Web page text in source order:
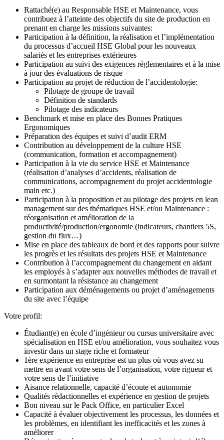
Rattaché(e) au Responsable HSE et Maintenance, vous
contribuez à l’atteinte des objectifs du site de production en
prenant en charge les missions suivantes:
Participation à la définition, la réalisation et l’implémentation
du processus d’accueil HSE Global pour les nouveaux
salariés et les entreprises extérieures
Participation au suivi des exigences réglementaires et à la mise
à jour des évaluations de risque
Participation au projet de réduction de l’accidentologie:
Pilotage de groupe de travail
Définition de standards
Pilotage des indicateurs
Benchmark et mise en place des Bonnes Pratiques
Ergonomiques
Préparation des équipes et suivi d’audit ERM
Contribution au développement de la culture HSE
(communication, formation et accompagnement)
Participation à la vie du service HSE et Maintenance
(réalisation d’analyses d’accidents, réalisation de
communications, accompagnement du projet accidentologie
main etc.)
Participation à la proposition et au pilotage des projets en lean
management sur des thématiques HSE et/ou Maintenance :
réorganisation et amélioration de la
productivité/production/ergonomie (indicateurs, chantiers 5S,
gestion du flux…)
Mise en place des tableaux de bord et des rapports pour suivre
les progrès et les résultats des projets HSE et Maintenance
Contribution à l’accompagnement du changement en aidant
les employés à s’adapter aux nouvelles méthodes de travail et
en surmontant la résistance au changement
Participation aux déménagements ou projet d’aménagements
du site avec l’équipe
Votre profil:
Étudiant(e) en école d’ingénieur ou cursus universitaire avec
spécialisation en HSE et/ou amélioration, vous souhaitez vous
investir dans un stage riche et formateur
1ère expérience en entreprise est un plus où vous avez su
mettre en avant votre sens de l’organisation, votre rigueur et
votre sens de l’initiative
Aisance relationnelle, capacité d’écoute et autonomie
Qualités rédactionnelles et expérience en gestion de projets
Bon niveau sur le Pack Office, en particulier Excel
Capacité à évaluer objectivement les processus, les données et
les problèmes, en identifiant les inefficacités et les zones à
améliorer